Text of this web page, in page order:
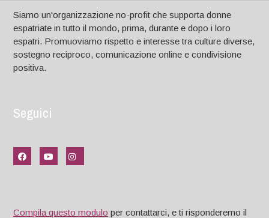
Siamo un'organizzazione no-profit che supporta donne
espatriate in tutto il mondo, prima, durante e dopo i loro
espatri. Promuoviamo rispetto e interesse tra culture diverse,
sostegno reciproco, comunicazione online e condivisione
positiva.
Seguici
Compila questo modulo per contattarci, e ti risponderemo il